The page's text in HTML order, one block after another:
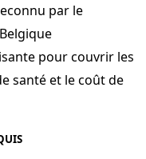
par le
pour couvrir les
santé et le coût de